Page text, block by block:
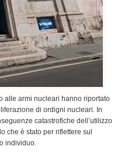
alle armi nucleari hanno riportato
di ordigni nucleari. In
catastrofiche dell’utilizzo
che è stato per riflettere sul
individuo.